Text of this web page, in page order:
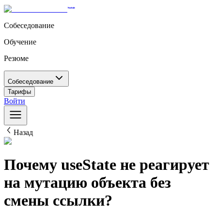
Собеседование
Обучение
Резюме
Собеседование
Тарифы
Войти
Назад
Почему useState не реагирует
на мутацию объекта без
смены ссылки?